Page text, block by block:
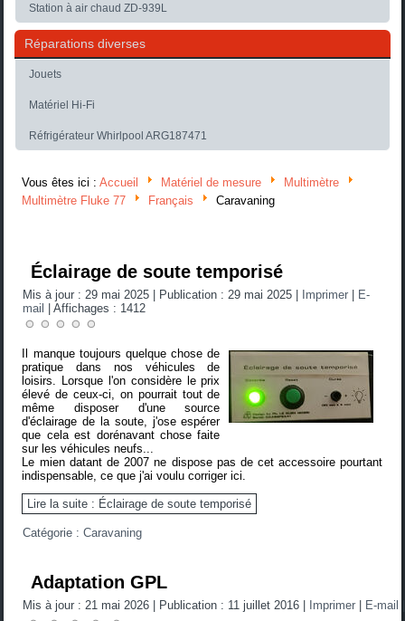
Station à air chaud ZD-939L
Réparations diverses
Jouets
Matériel Hi-Fi
Réfrigérateur Whirlpool ARG187471
Vous êtes ici :Accueil Matériel de mesure
Multimètre
Multimètre Fluke 77
Français Caravaning
Éclairage de soute temporisé
Mis à jour : 29 mai 2025 Publication : 29 mai 2025 Imprimer
E-
mail
|Affichages : 1412
Il manque toujours quelque chose de
pratique dans nos véhicules de
loisirs. Lorsque l'on considère le prix
élevé de ceux-ci, on pourrait tout de
même disposer d'une source
d'éclairage de la soute, j'ose espérer
que cela est dorénavant chose faite
sur les véhicules neufs...
Le mien datant de 2007 ne dispose pas de cet accessoire pourtant
indispensable, ce que j'ai voulu corriger ici.
Lire la suite : Éclairage de soute temporisé
Catégorie :Caravaning
Adaptation GPL
Mis à jour : 21 mai 2026 | Publication : 11 juillet 2016 | Imprimer | E-mail